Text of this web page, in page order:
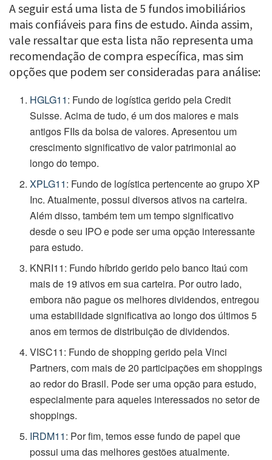
A seguir está uma lista de 5 fundos imobiliários
mais confiáveis para fins de estudo. Ainda assim,
vale ressaltar que esta lista não representa uma
recomendação de compra específica, mas sim
opções que podem ser consideradas para análise:
HGLG11: Fundo de logística gerido pela Credit
Suisse. Acima de tudo, é um dos maiores e mais
antigos FIIs da bolsa de valores. Apresentou um
crescimento significativo de valor patrimonial ao
longo do tempo.
XPLG11: Fundo de logística pertencente ao grupo XP
Inc. Atualmente, possui diversos ativos na carteira.
Além disso, também tem um tempo significativo
desde o seu IPO e pode ser uma opção interessante
para estudo.
KNRI11: Fundo híbrido gerido pelo banco Itaú com
mais de 19 ativos em sua carteira. Por outro lado,
embora não pague os melhores dividendos, entregou
uma estabilidade significativa ao longo dos últimos 5
anos em termos de distribuição de dividendos.
VISC11: Fundo de shopping gerido pela Vinci
Partners, com mais de 20 participações em shoppings
ao redor do Brasil. Pode ser uma opção para estudo,
especialmente para aqueles interessados no setor de
shoppings.
IRDM11: Por fim, temos esse fundo de papel que
possui uma das melhores gestões atualmente.